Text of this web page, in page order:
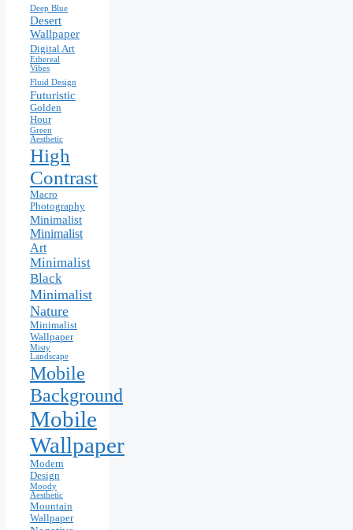
Deep Blue
Desert
Wallpaper
Digital Art
Ethereal
Vibes
Fluid Design
Futuristic
Golden
Hour
Green
Aesthetic
High
Contrast
Macro
Photography
Minimalist
Minimalist
Art
Minimalist
Black
Minimalist
Nature
Minimalist
Wallpaper
Misty
Landscape
Mobile
Background
Mobile
Wallpaper
Modern
Design
Moody
Aesthetic
Mountain
Wallpaper